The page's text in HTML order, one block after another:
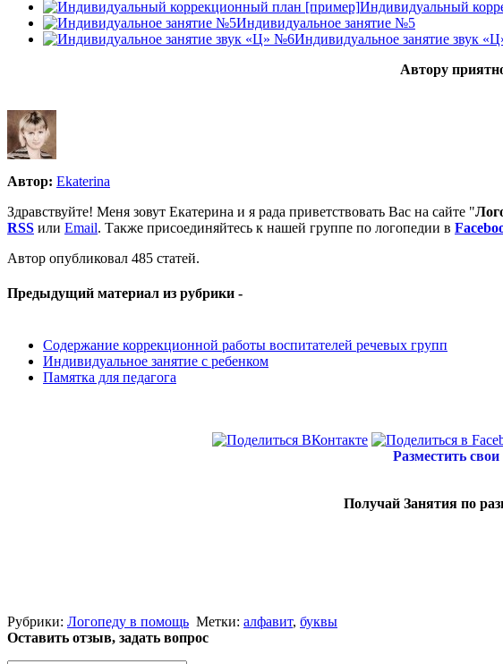
Индивидуальный
Индивидуальное занятие №5
Индивидуальное занятие звук
Автору
Автор: Ekaterina
Здравствуйте! Меня зовут Екатерина и я рада приветствовать Вас на сайте "
RSS или Email. Также присоединяйтесь к нашей группе по логопедии в
Автор опубликовал 485 статей.
Предыдущий материал из рубрики -
Содержание коррекционной работы воспитателей речевых групп
Индивидуальное занятие с ребенком
Памятка для педагога
Разместить
Получай Занятия по
Рубрики: Логопеду в помощь Метки: алфавит, буквы
Оставить отзыв, задать вопрос